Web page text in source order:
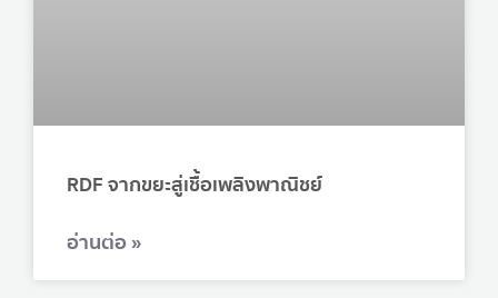
RDF จากขยะสู่เชื้อเพลิงพาณิชย์
อ่านต่อ »